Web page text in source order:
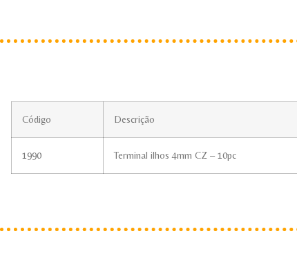
Código Descrição
1990 Terminal ilhos 4mm CZ – 10pc